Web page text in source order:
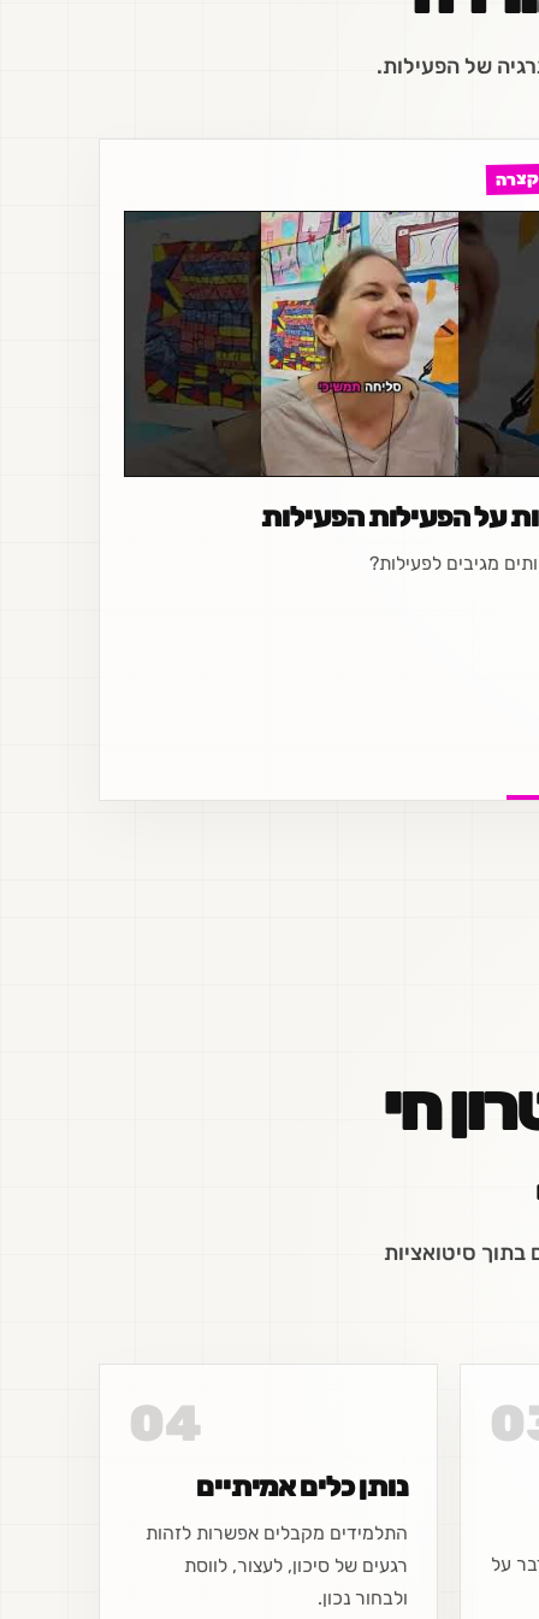
של הפעילות.
על הפעילות הפעילות
מגיבים לפעילות?
חי
סיטואציות
על
04
נותן כלים אמיתיים
התלמידים מקבלים אפשרות לזהות
רגעים של סיכון, לעצור, לווסת
ולבחור נכון.